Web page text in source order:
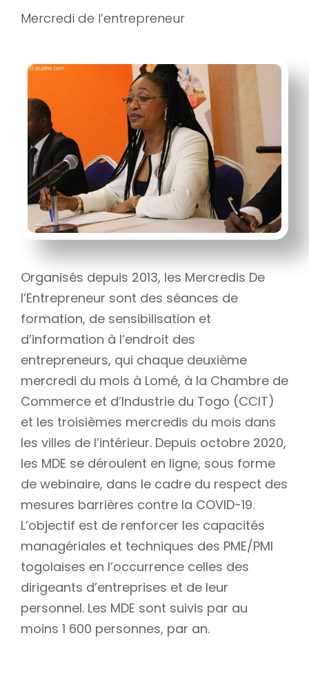
Mercredi de l’entrepreneur
Organisés depuis 2013, les Mercredis De
l’Entrepreneur sont des séances de
formation, de sensibilisation et
d’information à l’endroit des
entrepreneurs, qui chaque deuxième
mercredi du mois à Lomé, à la Chambre de
Commerce et d’Industrie du Togo (CCIT)
et les troisièmes mercredis du mois dans
les villes de l’intérieur. Depuis octobre 2020,
les MDE se déroulent en ligne, sous forme
de webinaire, dans le cadre du respect des
mesures barrières contre la COVID-19.
L’objectif est de renforcer les capacités
managériales et techniques des PME/PMI
togolaises en l’occurrence celles des
dirigeants d’entreprises et de leur
personnel. Les MDE sont suivis par au
moins 1 600 personnes, par an.